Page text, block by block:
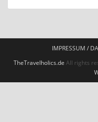
IMPRESSUM /
TheTravelholics.de All rights